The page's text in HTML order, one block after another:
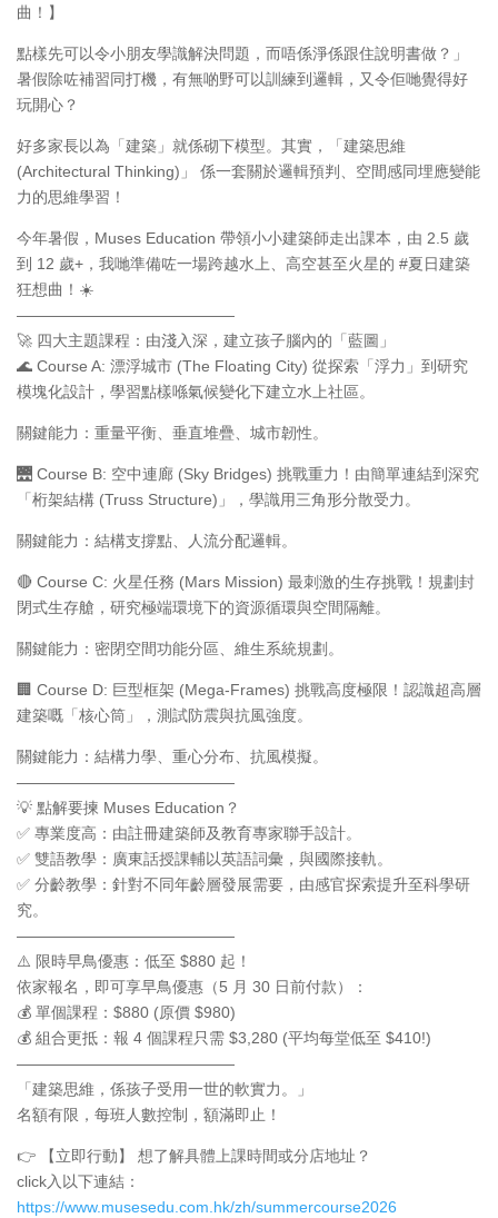
曲！】
點樣先可以令小朋友學識解決問題，而唔係淨係跟住說明書做？」
暑假除咗補習同打機，有無啲野可以訓練到邏輯，又令佢哋覺得好
玩開心？
好多家長以為「建築」就係砌下模型。其實，「建築思維
(Architectural Thinking)」 係一套關於邏輯預判、空間感同埋應變能
力的思維學習！
今年暑假，Muses Education 帶領小小建築師走出課本，由 2.5 歲
到 12 歲+，我哋準備咗一場跨越水上、高空甚至火星的 #夏日建築
狂想曲！☀️
——————————————
🚀 四大主題課程：由淺入深，建立孩子腦內的「藍圖」
🌊 Course A: 漂浮城市 (The Floating City) 從探索「浮力」到研究
模塊化設計，學習點樣喺氣候變化下建立水上社區。
關鍵能力：重量平衡、垂直堆疊、城市韌性。
🌉 Course B: 空中連廊 (Sky Bridges) 挑戰重力！由簡單連結到深究
「桁架結構 (Truss Structure)」，學識用三角形分散受力。
關鍵能力：結構支撐點、人流分配邏輯。
🔴 Course C: 火星任務 (Mars Mission) 最刺激的生存挑戰！規劃封
閉式生存艙，研究極端環境下的資源循環與空間隔離。
關鍵能力：密閉空間功能分區、維生系統規劃。
🏢 Course D: 巨型框架 (Mega-Frames) 挑戰高度極限！認識超高層
建築嘅「核心筒」，測試防震與抗風強度。
關鍵能力：結構力學、重心分布、抗風模擬。
——————————————
💡 點解要揀 Muses Education？
✅ 專業度高：由註冊建築師及教育專家聯手設計。
✅ 雙語教學：廣東話授課輔以英語詞彙，與國際接軌。
✅ 分齡教學：針對不同年齡層發展需要，由感官探索提升至科學研
究。
——————————————
⚠️ 限時早鳥優惠：低至 $880 起！
依家報名，即可享早鳥優惠（5 月 30 日前付款）：
💰 單個課程：$880 (原價 $980)
💰 組合更抵：報 4 個課程只需 $3,280 (平均每堂低至 $410!)
——————————————
「建築思維，係孩子受用一世的軟實力。」
名額有限，每班人數控制，額滿即止！
👉 【立即行動】 想了解具體上課時間或分店地址？
click入以下連結：
https://www.musesedu.com.hk/zh/summercourse2026